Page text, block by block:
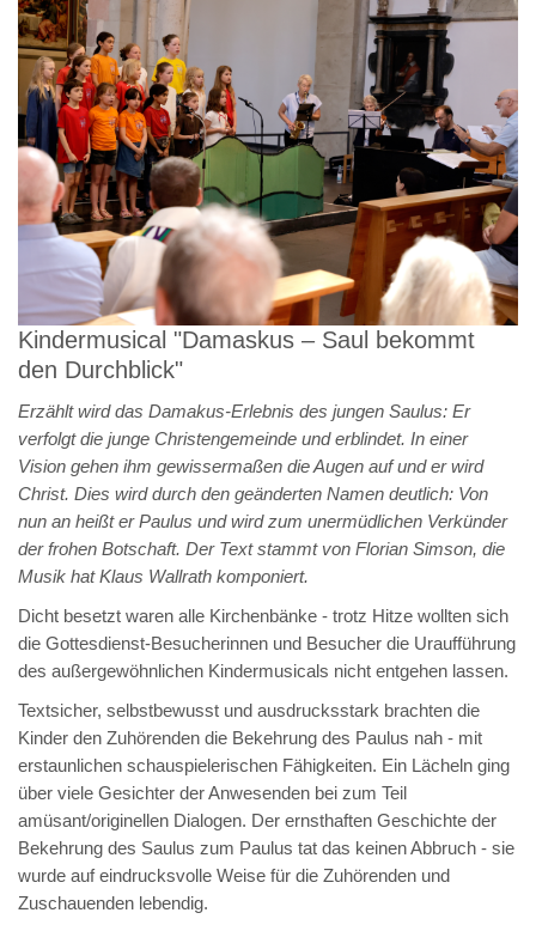
Kindermusical "Damaskus – Saul bekommt
den Durchblick"
Erzählt wird das Damakus-Erlebnis des jungen Saulus: Er
verfolgt die junge Christengemeinde und erblindet. In einer
Vision gehen ihm gewissermaßen die Augen auf und er wird
Christ. Dies wird durch den geänderten Namen deutlich: Von
nun an heißt er Paulus und wird zum unermüdlichen Verkünder
der frohen Botschaft. Der Text stammt von Florian Simson, die
Musik hat Klaus Wallrath komponiert.
Dicht besetzt waren alle Kirchenbänke - trotz Hitze wollten sich
die Gottesdienst-Besucherinnen und Besucher die Uraufführung
des außergewöhnlichen Kindermusicals nicht entgehen lassen.
Textsicher, selbstbewusst und ausdrucksstark brachten die
Kinder den Zuhörenden die Bekehrung des Paulus nah - mit
erstaunlichen schauspielerischen Fähigkeiten. Ein Lächeln ging
über viele Gesichter der Anwesenden bei zum Teil
amüsant/originellen Dialogen. Der ernsthaften Geschichte der
Bekehrung des Saulus zum Paulus tat das keinen Abbruch - sie
wurde auf eindrucksvolle Weise für die Zuhörenden und
Zuschauenden lebendig.